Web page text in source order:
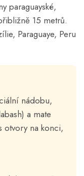
paraguayské,
15 metrů.
Paraguaye, Peru
nádobu,
a mate
otvory na konci,